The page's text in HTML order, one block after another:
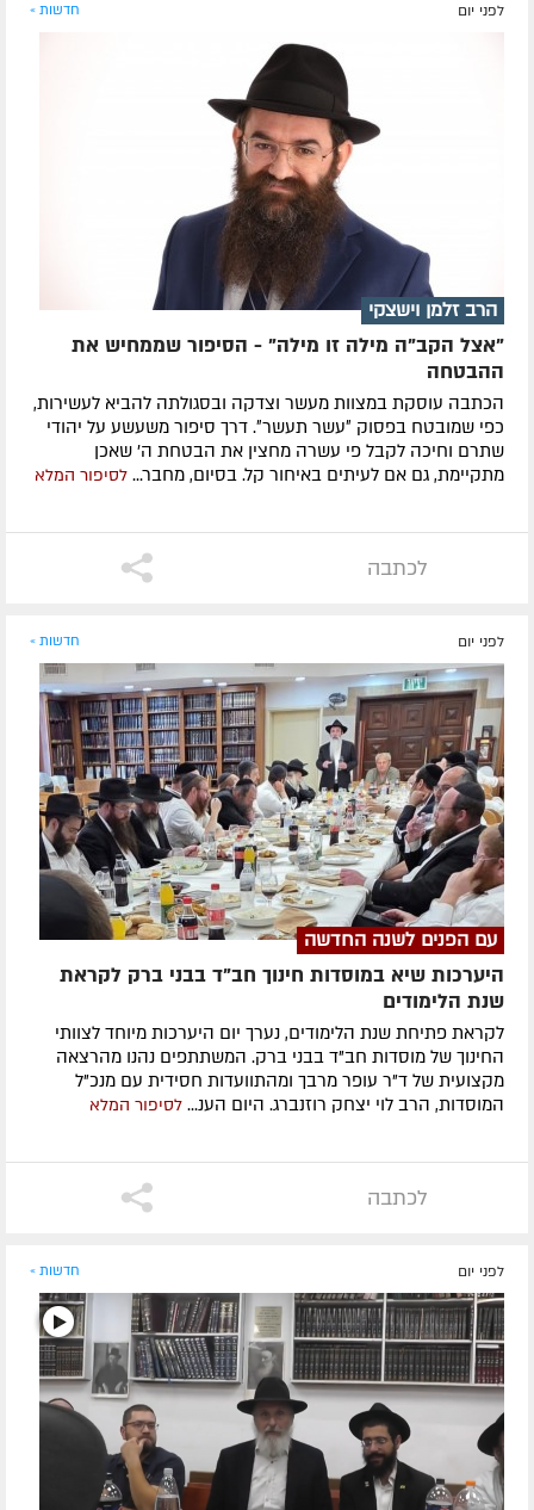
לפני יום חדשות »
הרב זלמן וישצקי
"אצל הקב"ה מילה זו מילה" - הסיפור שממחיש את
ההבטחה
הכתבה עוסקת במצוות מעשר וצדקה ובסגולתה להביא לעשירות,
כפי שמובטח בפסוק ״עשר תעשר״. דרך סיפור משעשע על יהודי
שתרם וחיכה לקבל פי עשרה מחצין את הבטחת ה' שאכן
מתקיימת, גם אם לעיתים באיחור קל. בסיום, מחבר... לסיפור המלא
לכתבה
לפני יום חדשות »
עם הפנים לשנה החדשה
היערכות שיא במוסדות חינוך חב"ד בבני ברק לקראת
שנת הלימודים
לקראת פתיחת שנת הלימודים, נערך יום היערכות מיוחד לצוותי
החינוך של מוסדות חב"ד בבני ברק. המשתתפים נהנו מהרצאה
מקצועית של ד"ר עופר מרבך ומהתוועדות חסידית עם מנכ"ל
המוסדות, הרב לוי יצחק רוזנברג. היום הענ... לסיפור המלא
לכתבה
לפני יום חדשות »